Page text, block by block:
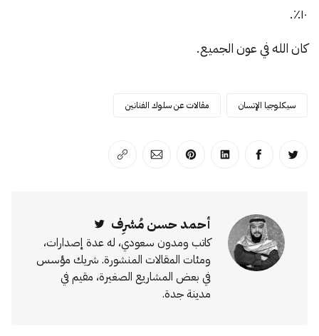
١٠٪.
كان الله في عون الجميع.
سيكلوجيا الإنسان مقالات عن سلوك الفنانين
انشر على تويترانشر على الفيسبوك
انشر على لينكد إن
انشر على بينترست
انشر على الإيميل
انسخ الرابط
أحمد حسن مُشرِف
كاتب ومدون سعودي، له عدة إصدارات،
ومئات المقالات المنشورة. شريك مؤسس
في بعض المشاريع الصغيرة، مقيم في
مدينة جدة.